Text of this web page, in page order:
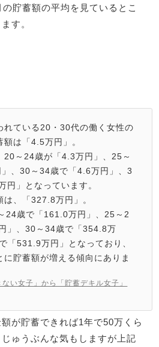
貯蓄額の平均を見ているとこ
す。
れている20・30代の働く女性の
額は「4.5万円」。
20～24歳が「4.3万円」、25～
、30～34歳で「4.6万円」、3
円」となっています。
は、「327.8万円」。
24歳で「161.0万円」、25～2
」、30～34歳で「354.8万
「531.9万円」となっており、
に貯蓄額が増える傾向にありま
ない女子」から「貯蓄デキル女子」
が貯蓄できれば1年で50万くら
ゅうぶんな気もしますが上記